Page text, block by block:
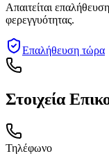
Απαιτείται
φερεγγυότητας.
Επαλήθευση τώρα
Στοιχεία
Τηλέφωνο